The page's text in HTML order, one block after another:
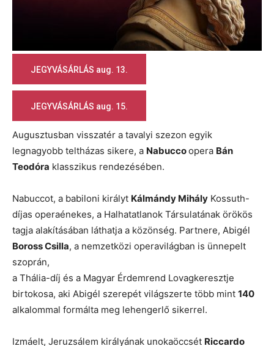
JEGYVÁSÁRLÁS aug. 13.
JEGYVÁSÁRLÁS aug. 15.
Augusztusban visszatér a tavalyi szezon egyik
legnagyobb teltházas sikere, a Nabuccoopera Bán
Teodóra klasszikus rendezésében.
Nabuccot, a babiloni királyt Kálmándy Mihály Kossuth-
díjas operaénekes, a Halhatatlanok Társulatának örökös
tagja alakításában láthatja a közönség. Partnere, Abigél
Boross Csilla, a nemzetközi operavilágban is ünnepelt
szoprán,
a Thália-díj és a Magyar Érdemrend Lovagkeresztje
birtokosa, aki Abigél szerepét világszerte több mint 140
alkalommal formálta meg lehengerlő sikerrel.
Izmáelt, Jeruzsálem királyának unokaöccsét Riccardo